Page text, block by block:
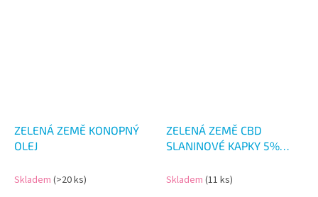
ZELENÁ ZEMĚ KONOPNÝ
OLEJ
Skladem (>20 ks)
ZELENÁ ZEMĚ CBD
SLANINOVÉ KAPKY 5%
Skladem (11 ks)